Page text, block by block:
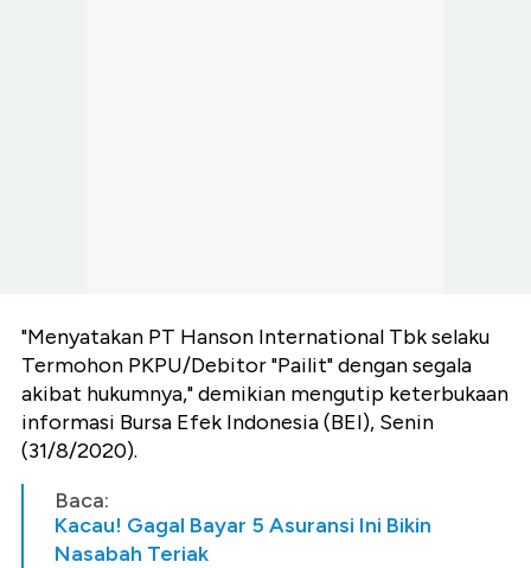
"Menyatakan PT Hanson International Tbk selaku
Termohon PKPU/Debitor "Pailit" dengan segala
akibat hukumnya," demikian mengutip keterbukaan
informasi Bursa Efek Indonesia (BEI), Senin
(31/8/2020).
Baca:
Kacau! Gagal Bayar 5 Asuransi Ini Bikin
Nasabah Teriak